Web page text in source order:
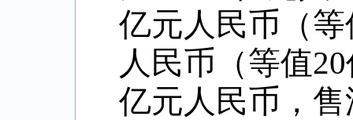
亿元人民币（
人民币（等值
亿元人民币，